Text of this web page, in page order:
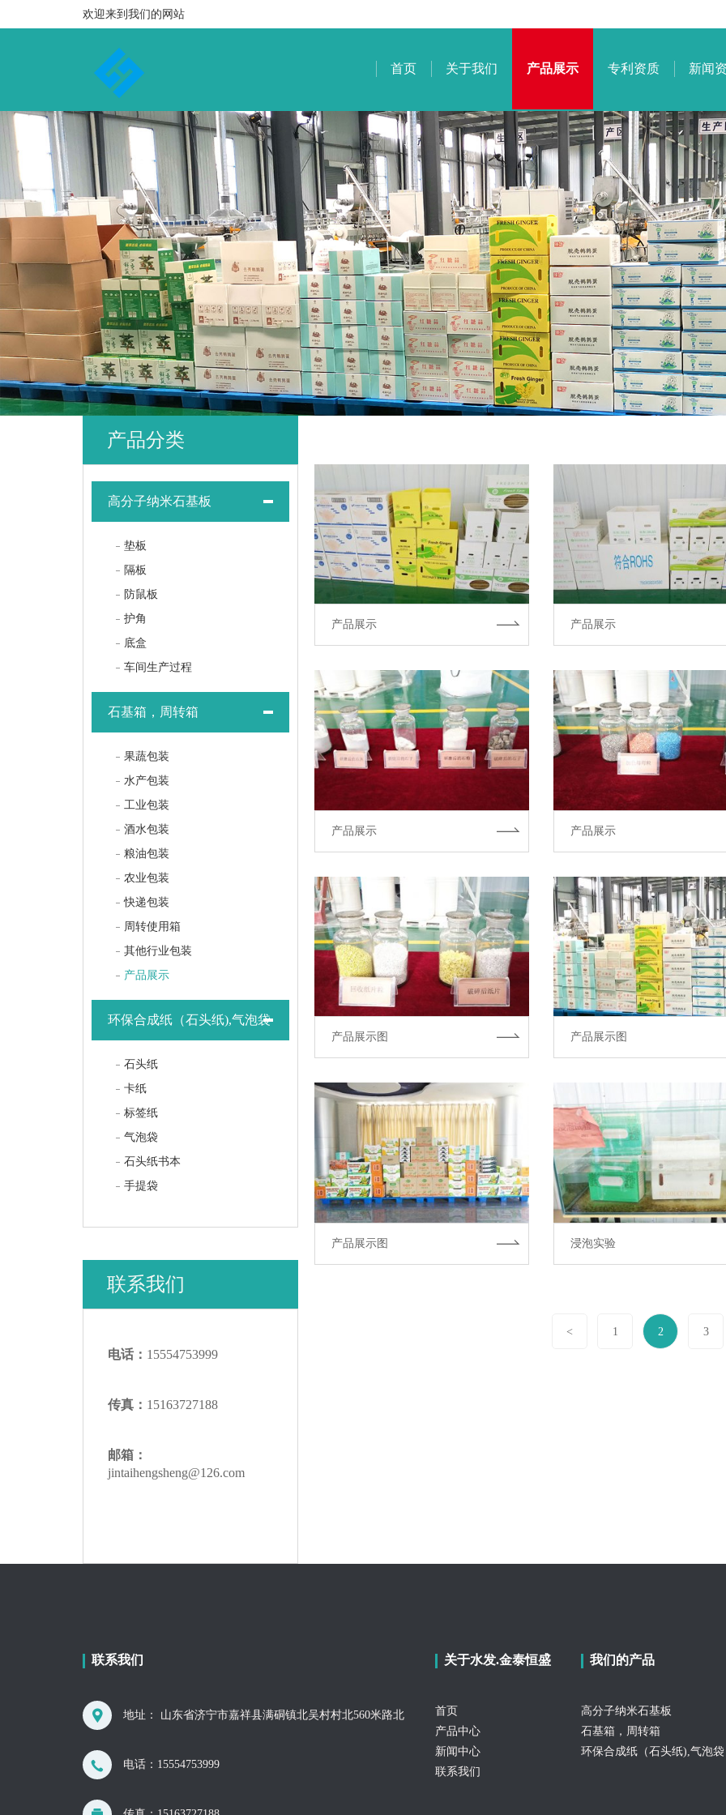
欢迎来到我们的网站
首页 关于我们 产品展示 专利资质 新闻
产品分类
高分子纳米石基板
垫板
隔板
防鼠板
护角
底盒
车间生产过程
石基箱，周转箱
果蔬包装
水产包装
工业包装
酒水包装
粮油包装
农业包装
快递包装
周转使用箱
其他行业包装
产品展示
环保合成纸（石头纸),气泡袋
石头纸
卡纸
标签纸
气泡袋
石头纸书本
手提袋
联系我们
电话： 15554753999
传真： 15163727188
邮箱：
jintaihengsheng@126.com
产品展示 产品展示
产品展示 产品展示
产品展示图 产品展示图
产品展示图 浸泡实验
< 1 2 3
联系我们
地址： 山东省济宁市嘉祥县满硐镇北吴村村北560米路北
电话： 15554753999
关于水发.金泰恒盛
首页
产品中心
新闻中心
联系我们
我们的产品
高分子纳米石基板
石基箱，周转箱
环保合成纸（石头纸),气泡袋